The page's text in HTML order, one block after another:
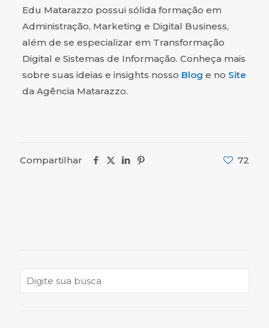
Edu Matarazzo possui sólida formação em
Administração, Marketing e Digital Business,
além de se especializar em Transformação
Digital e Sistemas de Informação. Conheça mais
sobre suas ideias e insights nosso Blog e no Site
da Agência Matarazzo.
Compartilhar 72